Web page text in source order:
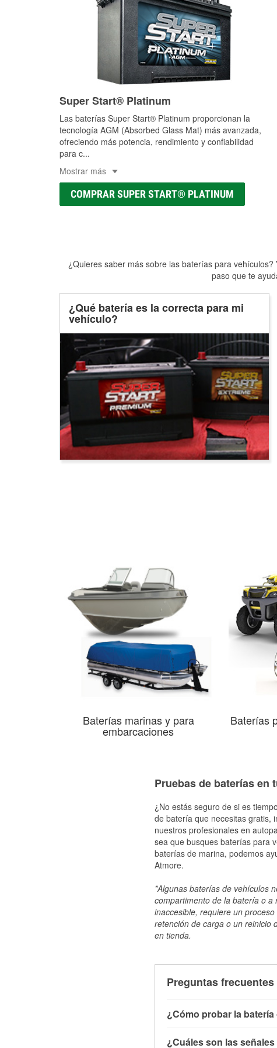
Super Start® Platinum
Las baterías Super Start® Platinum proporcionan la
tecnología AGM (Absorbed Glass Mat) más avanzada,
ofreciendo más potencia, rendimiento y confiabilidad
para c...
Mostrar más
COMPRAR SUPER START® PLATINUM
¿Quieres saber más sobre las baterías para
paso que te
¿Qué batería es la correcta para mi
vehículo?
Baterías marinas y para
embarcaciones
Baterías
Pruebas de baterías en
¿No estás seguro de si es
de batería que necesitas gratis,
nuestros profesionales en
sea que busques baterías para
baterías de marina, podemos
Atmore.
*Algunas baterías de vehículos
compartimento de la batería o a
inaccesible, requiere un
retención de carga o un reinicio
en tienda.
Preguntas
¿Cómo probar la
¿Cuáles son las